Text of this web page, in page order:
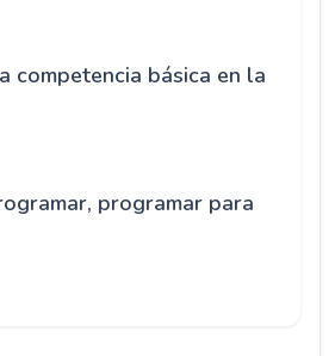
competencia básica en la
programar para